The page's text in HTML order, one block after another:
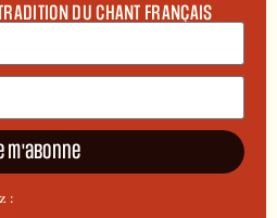
DU CHANT FRANÇAIS
m'abonne
: